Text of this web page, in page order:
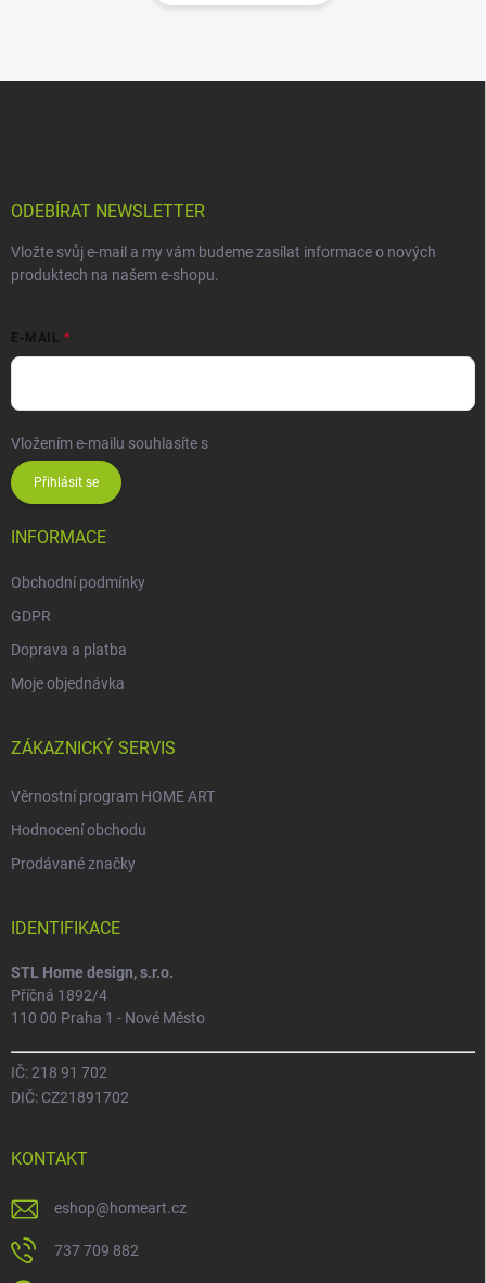
ODEBÍRAT NEWSLETTER
Vložte svůj e-mail a my vám budeme zasílat informace o nových
produktech na našem e-shopu.
E-MAIL
Vložením e-mailu souhlasíte s
Přihlásit se
INFORMACE
Obchodní podmínky
GDPR
Doprava a platba
Moje objednávka
ZÁKAZNICKÝ SERVIS
Věrnostní program HOME ART
Hodnocení obchodu
Prodávané značky
IDENTIFIKACE
STL Home design, s.r.o.
Příčná 1892/4
110 00 Praha 1 - Nové Město
IČ: 218 91 702
DIČ: CZ21891702
KONTAKT
eshop@homeart.cz
737 709 882